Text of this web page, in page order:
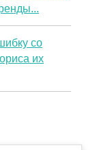
со
их